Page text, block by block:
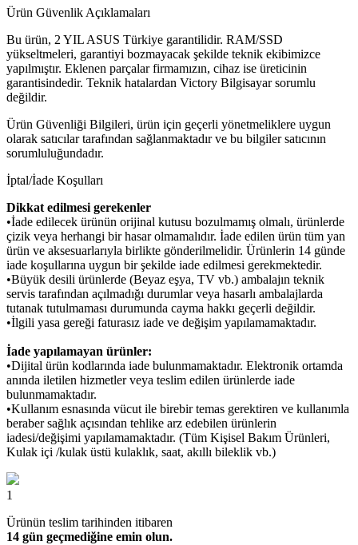
Ürün Güvenlik Açıklamaları
Bu ürün, 2 YIL ASUS Türkiye garantilidir. RAM/SSD
yükseltmeleri, garantiyi bozmayacak şekilde teknik ekibimizce
yapılmıştır. Eklenen parçalar firmamızın, cihaz ise üreticinin
garantisindedir. Teknik hatalardan Victory Bilgisayar sorumlu
değildir.
Ürün Güvenliği Bilgileri, ürün için geçerli yönetmeliklere uygun
olarak satıcılar tarafından sağlanmaktadır ve bu bilgiler satıcının
sorumluluğundadır.
İptal/İade Koşulları
Dikkat edilmesi gerekenler
•İade edilecek ürünün orijinal kutusu bozulmamış olmalı, ürünlerde
çizik veya herhangi bir hasar olmamalıdır. İade edilen ürün tüm yan
ürün ve aksesuarlarıyla birlikte gönderilmelidir. Ürünlerin 14 günde
iade koşullarına uygun bir şekilde iade edilmesi gerekmektedir.
•Büyük desili ürünlerde (Beyaz eşya, TV vb.) ambalajın teknik
servis tarafından açılmadığı durumlar veya hasarlı ambalajlarda
tutanak tutulmaması durumunda cayma hakkı geçerli değildir.
•İlgili yasa gereği faturasız iade ve değişim yapılamamaktadır.
İade yapılamayan ürünler:
•Dijital ürün kodlarında iade bulunmamaktadır. Elektronik ortamda
anında iletilen hizmetler veya teslim edilen ürünlerde iade
bulunmamaktadır.
•Kullanım esnasında vücut ile birebir temas gerektiren ve kullanımla
beraber sağlık açısından tehlike arz edebilen ürünlerin
iadesi/değişimi yapılamamaktadır. (Tüm Kişisel Bakım Ürünleri,
Kulak içi /kulak üstü kulaklık, saat, akıllı bileklik vb.)
1
Ürünün teslim tarihinden itibaren
14 gün geçmediğine emin olun.